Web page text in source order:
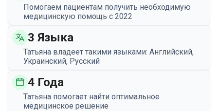
Помогаем пациентам получить необходимую
медицинскую помощь с 2022
3 Языка
Татьяна владеет такими языками: Английский,
Украинский, Русский
4 Года
Татьяна помогает найти оптимальное
медицинское решение